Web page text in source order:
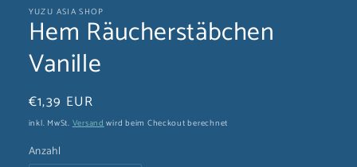
Modal
öffnen
YUZU ASIA SHOP
Hem Räucherstäbchen
Vanille
Normaler
Preis
€1,39 EUR
inkl. MwSt.Versandwird beim Checkout berechnet
Anzahl